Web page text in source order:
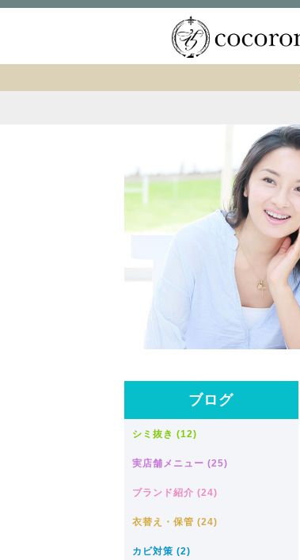
ブログ
シミ抜き (12)
実店舗メニュー (25)
ブランド紹介 (24)
衣替え・保管 (24)
カビ対策 (2)